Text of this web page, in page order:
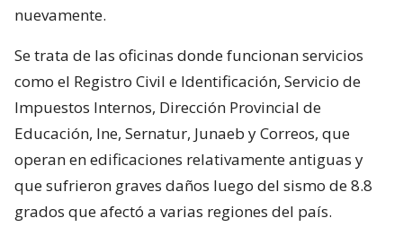
nuevamente.
Se trata de las oficinas donde funcionan servicios
como el Registro Civil e Identificación, Servicio de
Impuestos Internos, Dirección Provincial de
Educación, Ine, Sernatur, Junaeb y Correos, que
operan en edificaciones relativamente antiguas y
que sufrieron graves daños luego del sismo de 8.8
grados que afectó a varias regiones del país.